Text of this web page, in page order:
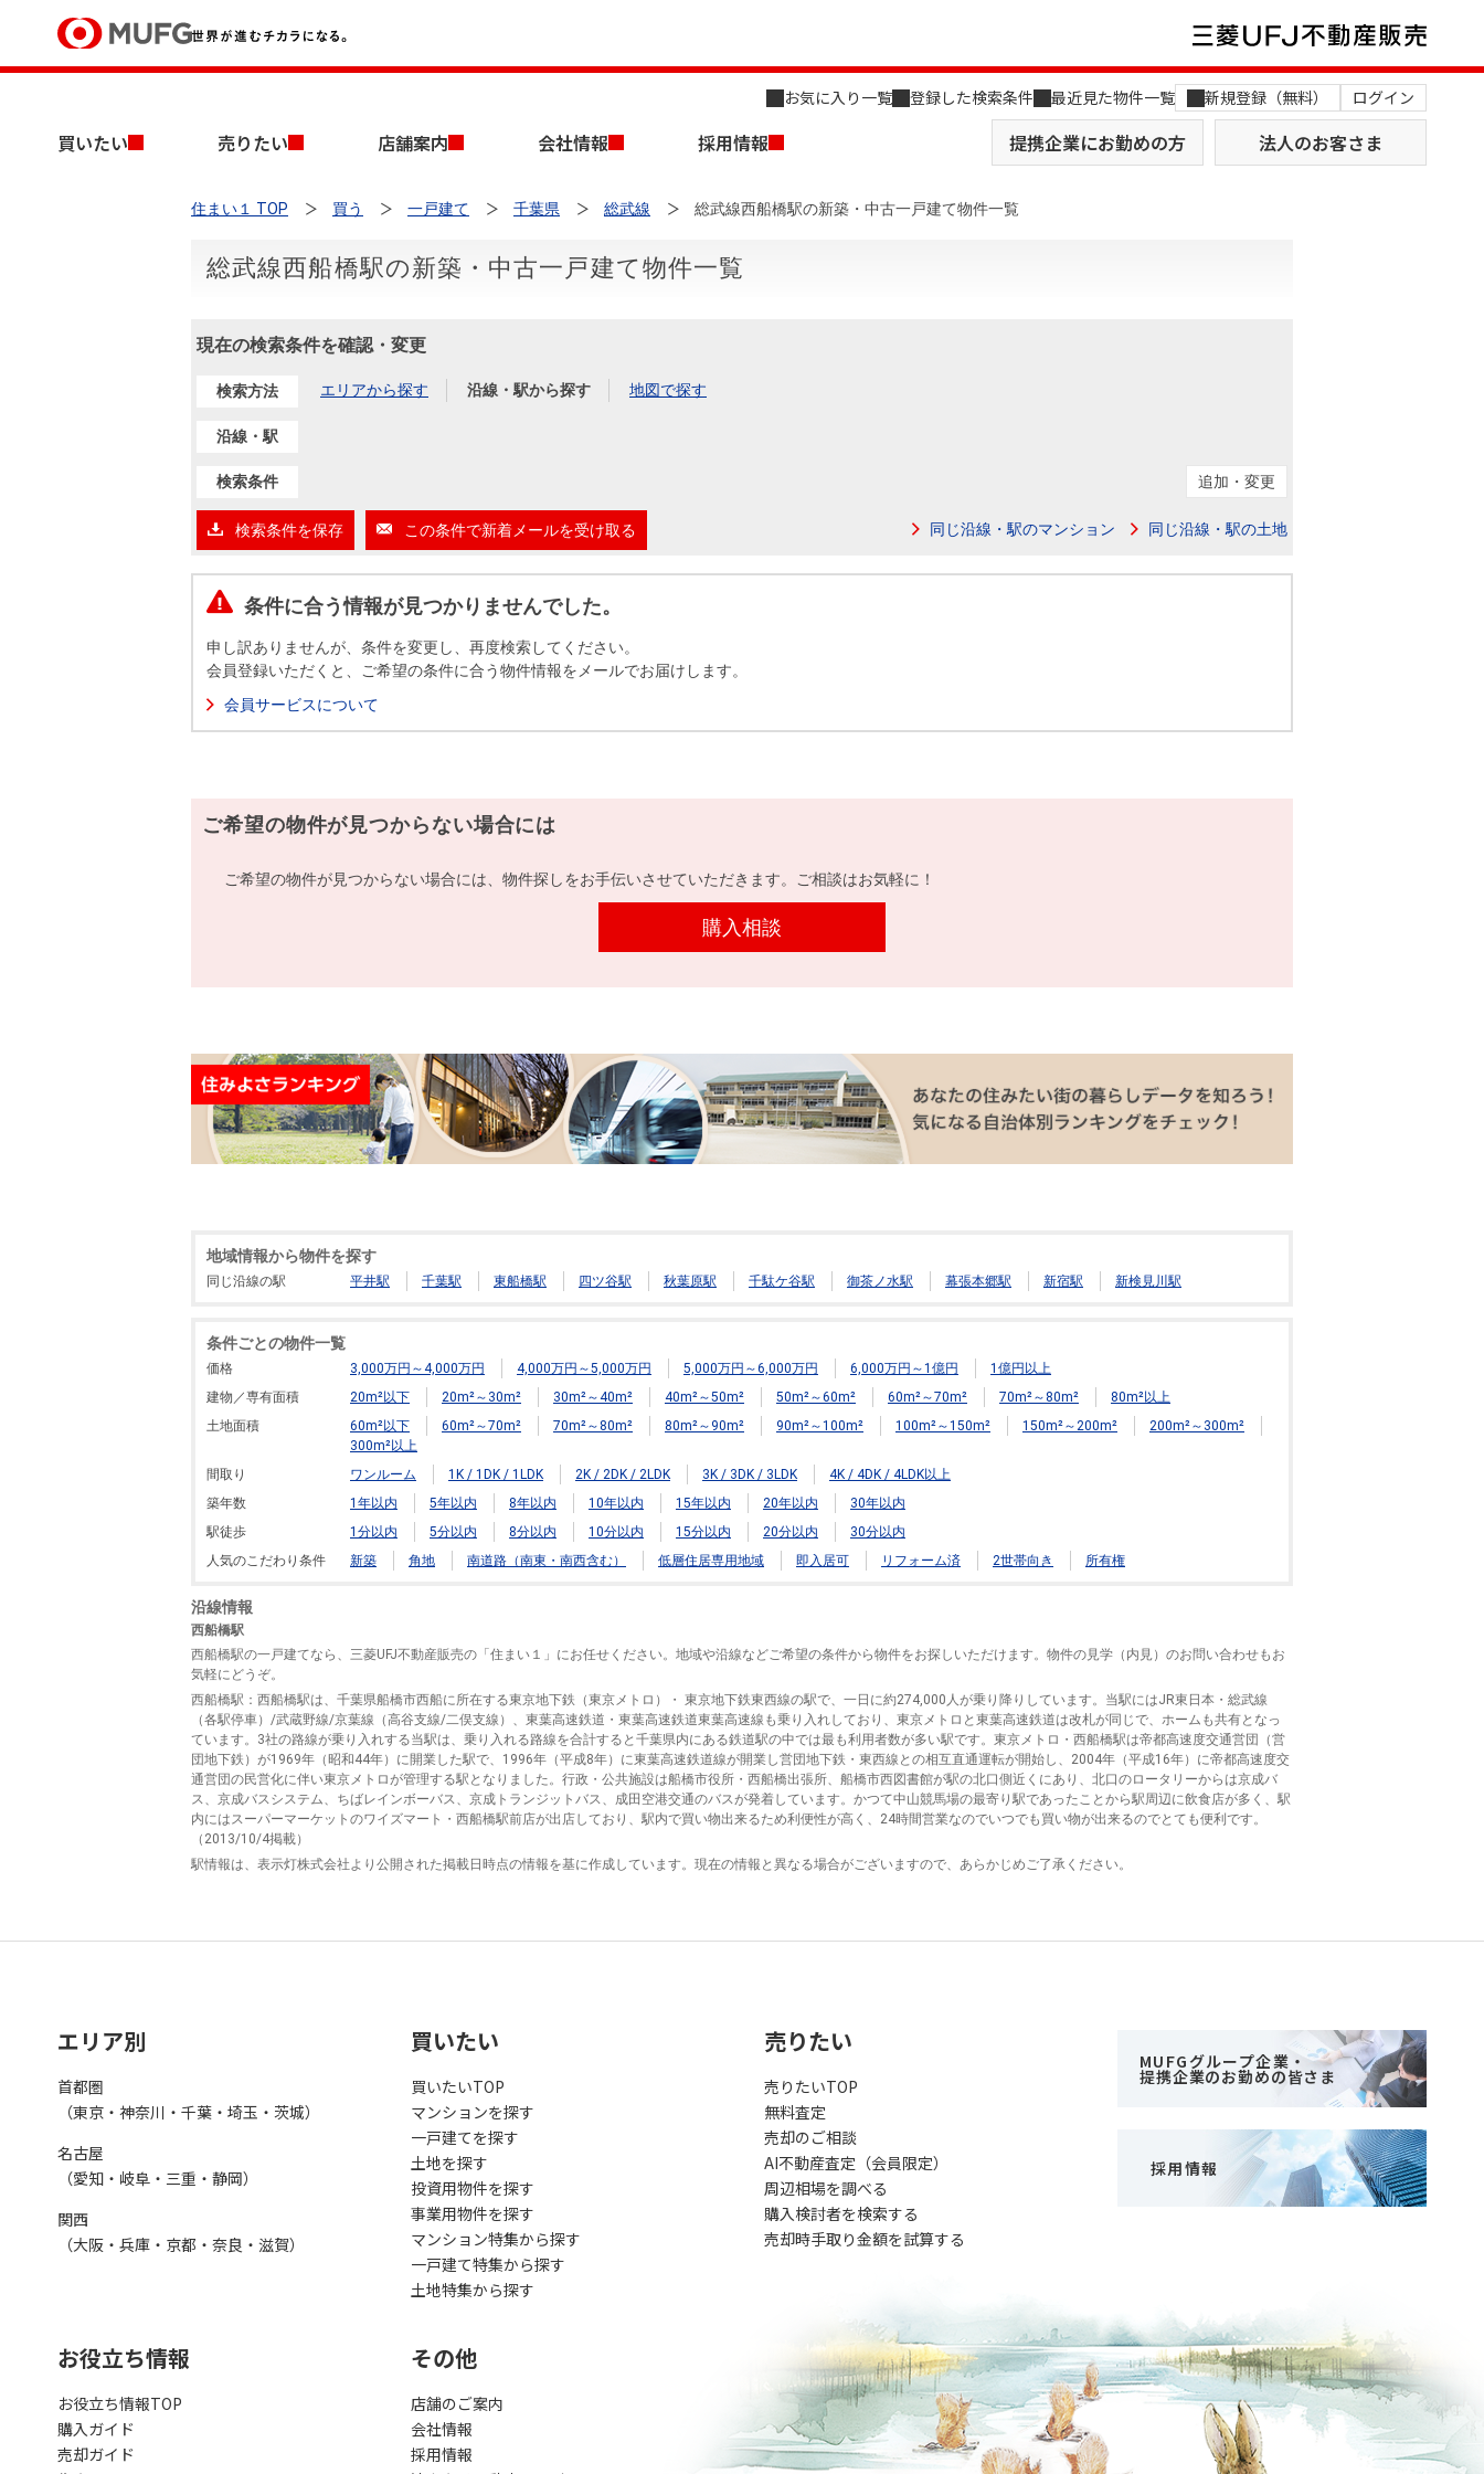
お気に入り一覧 登録した検索条件 最近見た物件一覧 新規登録（無料） ログイン
買いたい 売りたい 店舗案内 会社情報 採用情報 提携企業にお勤めの方 法人のお客さま
買いたいTOP
中古マンションを探す 新築・中古一戸建てを探す
投資用物件を探す おすすめ物件から探す
購入向けサービス
住まいと暮らしの税金の本（電子ブック） 購入ガイド
売りたいTOP
無料査定 売却相談
売却時手取り金額試算
売却向けサービス
住まいと暮らしの税金の本（電子ブック） 売却ガイド
店舗案内TOP
会社情報TOP
採用情報TOP
売りたい
住まい１ TOP 買う 一戸建て 千葉県 総武線 総武線西船橋駅の新築・中古一戸建て物件一覧
総武線西船橋駅の新築・中古一戸建て物件一覧
現在の検索条件を確認・変更
検索方法 エリアから探す 沿線・駅から探す 地図で探す
沿線・駅
検索条件 追加・変更
検索条件を保存 この条件で新着メールを受け取る 同じ沿線・駅のマンション 同じ沿線・駅の土地
条件に合う情報が見つかりませんでした。
申し訳ありませんが、条件を変更し、再度検索してください。
会員登録いただくと、ご希望の条件に合う物件情報をメールでお届けします。
会員サービスについて
ご希望の物件が見つからない場合には
ご希望の物件が見つからない場合には、物件探しをお手伝いさせていただきます。ご相談はお気軽に！
購入相談
地域情報から物件を探す
同じ沿線の駅 平井駅 千葉駅 東船橋駅 四ツ谷駅 秋葉原駅 千駄ケ谷駅 御茶ノ水駅 幕張本郷駅 新宿駅 新検見川駅
条件ごとの物件一覧
価格 3,000万円～4,000万円 4,000万円～5,000万円 5,000万円～6,000万円 6,000万円～1億円
1億円以上
建物／専有面積
20m²以下 20m²～30m² 30m²～40m² 40m²～50m² 50m²～60m² 60m²～70m² 70m²～80m²
80m²以上
土地面積
60m²以下 60m²～70m² 70m²～80m² 80m²～90m² 90m²～100m² 100m²～150m² 150m²～200m²
200m²～300m²
300m²以上
間取り
ワンルーム 1K / 1DK / 1LDK 2K / 2DK / 2LDK 3K / 3DK / 3LDK
4K / 4DK / 4LDK以上
築年数
1年以内 5年以内 8年以内 10年以内 15年以内 20年以内
30年以内
駅徒歩
1分以内 5分以内 8分以内 10分以内 15分以内 20分以内
30分以内
人気のこだわり条件
新築 角地 南道路（南東・南西含む） 低層住居専用地域 即入居可 リフォーム済 2世帯向き 所有権
沿線情報
西船橋駅
西船橋駅の一戸建てなら、三菱UFJ不動産販売の「住まい１」にお任せください。地域や沿線などご希望の条件から物件をお探しいただけます。物件の見学（内見）のお問い合わせもお
気軽にどうぞ。
西船橋駅 ：西船橋駅は、千葉県船橋市西船に所在する東京地下鉄（東京メトロ）・ 東京地下鉄東西線の駅で、一日に約274,000人が乗り降りしています。当駅にはJR東日本・総武線
（各駅停車）/武蔵野線/京葉線（高谷支線/二俣支線）、東葉高速鉄道・東葉高速鉄道東葉高速線も乗り入れしており、東京メトロと東葉高速鉄道は改札が同じで、ホームも共有となっ
ています。3社の路線が乗り入れする当駅は、乗り入れる路線を合計すると千葉県内にある鉄道駅の中では最も利用者数が多い駅です。東京メトロ・西船橋駅は帝都高速度交通営団（営
団地下鉄）が1969年（昭和44年）に開業した駅で、1996年（平成8年）に東葉高速鉄道線が開業し営団地下鉄・東西線との相互直通運転が開始し、2004年（平成16年）に帝都高速度交
通営団の民営化に伴い東京メトロが管理する駅となりました。行政・公共施設は船橋市役所・西船橋出張所、船橋市西図書館が駅の北口側近くにあり、北口のロータリーからは京成バ
ス、京成バスシステム、ちばレインボーバス、京成トランジットバス、成田空港交通のバスが発着しています。かつて中山競馬場の最寄り駅であったことから駅周辺に飲食店が多く、駅
内にはスーパーマーケットのワイズマート・西船橋駅前店が出店しており、駅内で買い物出来るため利便性が高く、24時間営業なのでいつでも買い物が出来るのでとても便利です。
（2013/10/4掲載）
駅情報は、表示灯株式会社より公開された掲載日時点の情報を基に作成しています。現在の情報と異なる場合がございますので、あらかじめご了承ください。
エリア別
首都圏
（東京・神奈川・千葉・埼玉・茨城）
名古屋
（愛知・岐阜・三重・静岡）
関西
（大阪・兵庫・京都・奈良・滋賀）
買いたい
買いたいTOP
マンションを探す
一戸建てを探す
土地を探す
投資用物件を探す
事業用物件を探す
マンション特集から探す
一戸建て特集から探す
土地特集から探す
売りたい
売りたいTOP
無料査定
売却のご相談
AI不動産査定（会員限定）
周辺相場を調べる
購入検討者を検索する
売却時手取り金額を試算する
MUFGグループ企業・
提携企業のお勤めの皆さま
採用情報
お役立ち情報
お役立ち情報TOP
購入ガイド
売却ガイド
その他
店舗のご案内
会社情報
採用情報